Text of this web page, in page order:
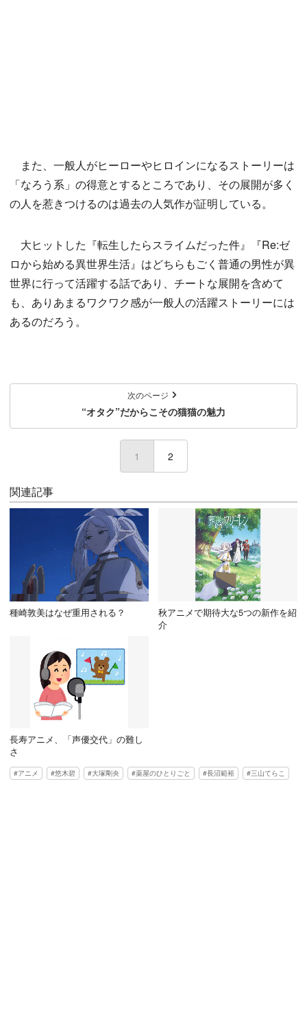
また、一般人がヒーローやヒロインになるストーリーは
「なろう系」の得意とするところであり、その展開が多く
の人を惹きつけるのは過去の人気作が証明している。
大ヒットした『転生したらスライムだった件』『Re:ゼ
ロから始める異世界生活』はどちらもごく普通の男性が異
世界に行って活躍する話であり、チートな展開を含めて
も、ありあまるワクワク感が一般人の活躍ストーリーには
あるのだろう。
次のページ
“オタク”だからこその猫猫の魅力
1 (current)
2
関連記事
種崎敦美はなぜ重用される？
秋アニメで期待大な5つの新作を紹
介
長寿アニメ、「声優交代」の難し
さ
アニメ 悠木碧 大塚剛央 薬屋のひとりごと 長沼範裕 三山てらこ